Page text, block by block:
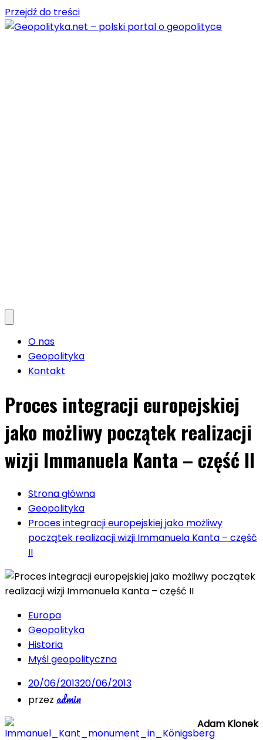
Przejdź do treści
O nas
Geopolityka
Kontakt
Proces integracji europejskiej
jako możliwy początek realizacji
wizji Immanuela Kanta – część II
Strona główna
Geopolityka
Proces integracji europejskiej jako możliwy
początek realizacji wizji Immanuela Kanta – część
II
Europa
Geopolityka
Historia
Myśl geopolityczna
20/06/201320/06/2013
przez admin
Adam Klonek